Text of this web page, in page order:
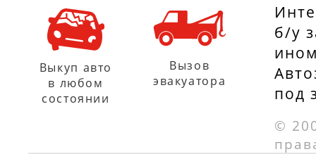
б/у
под
©
Выкуп авто
в любом
состоянии
Вызов
эвакуатора